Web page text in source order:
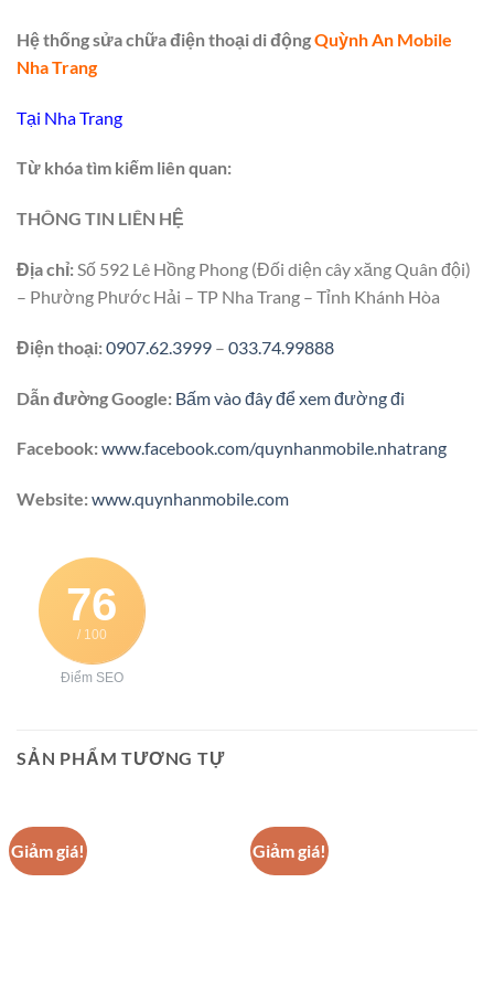
Hệ thống sửa chữa điện thoại di độngQuỳnh An Mobile
Nha Trang
Tại Nha Trang
Từ khóa tìm kiếm liên quan:
THÔNG TIN LIÊN HỆ
Địa chỉ:Số 592 Lê Hồng Phong (Đối diện cây xăng Quân đội)
– Phường Phước Hải – TP Nha Trang – Tỉnh Khánh Hòa
Điện thoại:0907.62.3999 – 033.74.99888
Dẫn đường Google: Bấm vào đây để xem đường đi
Facebook:www.facebook.com/quynhanmobile.nhatrang
Website:www.quynhanmobile.com
76
/ 100
Điểm SEO
SẢN PHẨM TƯƠNG TỰ
Giảm giá! Giảm giá!